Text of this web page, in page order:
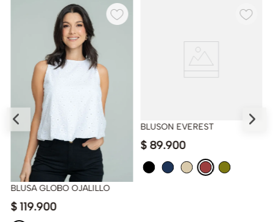
BLUSA GLOBO OJALILLO
$ 119.900
BLUSON EVEREST
$ 89.900